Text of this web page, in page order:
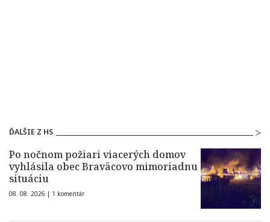
ĎALŠIE Z HS
Po nočnom požiari viacerých domov
vyhlásila obec Braväcovo mimoriadnu
situáciu
08. 08. 2026 | 1 komentár